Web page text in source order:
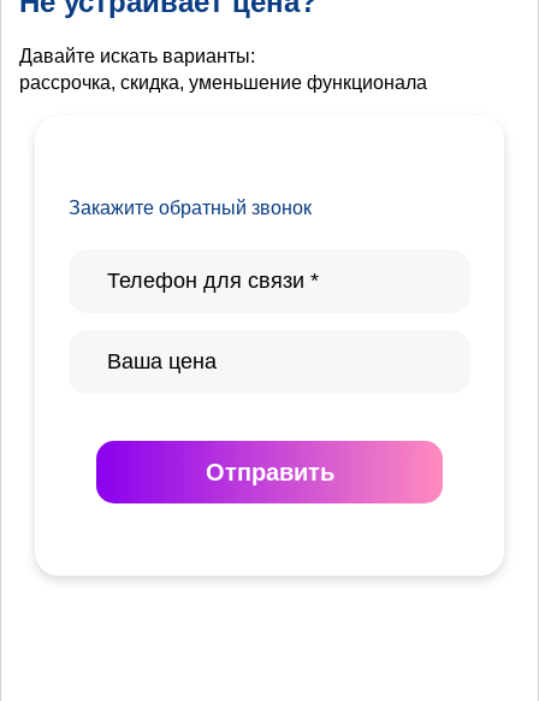
Давайте искать варианты:
рассрочка, скидка, уменьшение функционала
Закажите обратный звонок
Отправить